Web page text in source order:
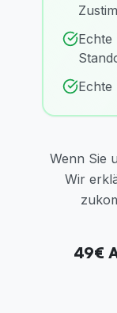
Echte
Echte
Wenn Sie
Wir
49€